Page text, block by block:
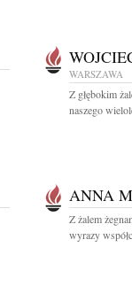
WARSZAWA
Z głębokim
naszego
ANNA
Z żalem
wyrazy